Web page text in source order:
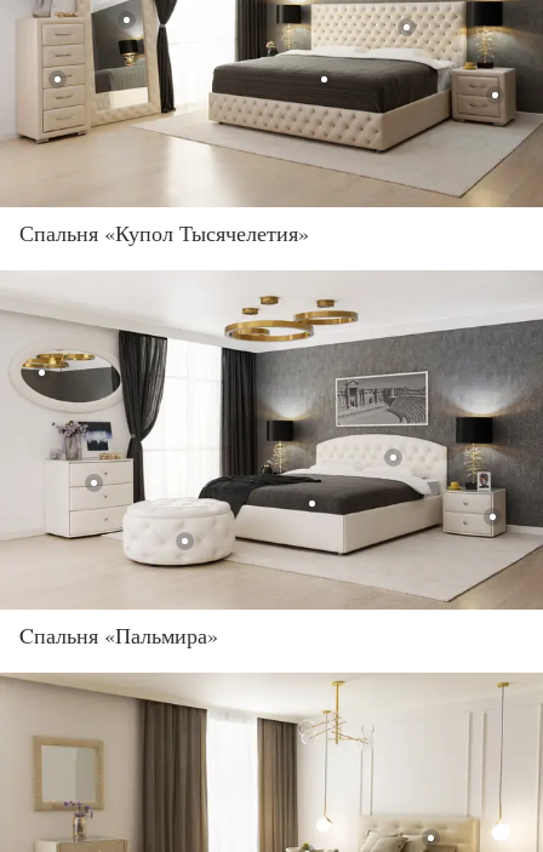
Спальня «Купол Тысячелетия»
Cпальня «Пальмира»